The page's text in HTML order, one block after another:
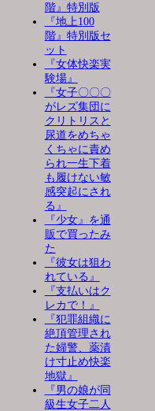
階』特別版
『地上100
階』特別版セ
ット
『女体快楽実
験場』
『女子〇〇〇
がレズ集団に
クリトリスと
尿道をめちゃ
くちゃに責め
られ一生下着
も履けない敏
感突起にされ
る』
『少女』を通
販で買ったみ
た
『彼女は狙わ
れている』
『支払いはク
レカで！』
『犯罪組織に
絶頂管理され
た婦警、薬漬
け寸止め快楽
地獄』
『男の娘が同
級生女子二人